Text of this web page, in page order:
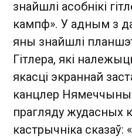
знайшлі асобнікі
кампф». У адным з
яны знайшлі
Гітлера, які
якасці экраннай
канцлер Нямеччыны
прагляду жудасных
кастрычніка